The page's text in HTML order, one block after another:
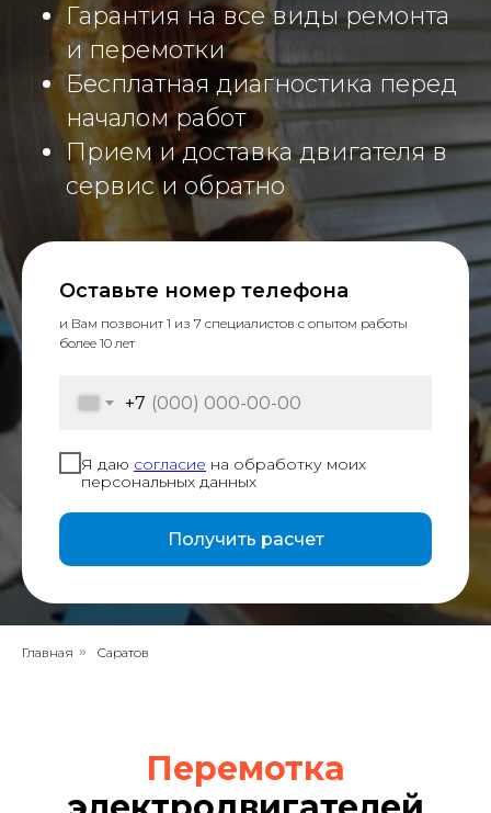
Гарантия на все виды ремонта
и перемотки
Бесплатная диагностика перед
началом работ
Прием и доставка двигателя в
сервис и обратно
Оставьте номер телефона
и Вам позвонит 1 из 7 специалистов с опытом работы
более 10 лет
+7
Я даю согласие на обработку моих
персональных данных
Получить расчет
Главная » Саратов
Перемотка